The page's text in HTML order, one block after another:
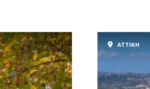
ΑΤΤΙΚΗ